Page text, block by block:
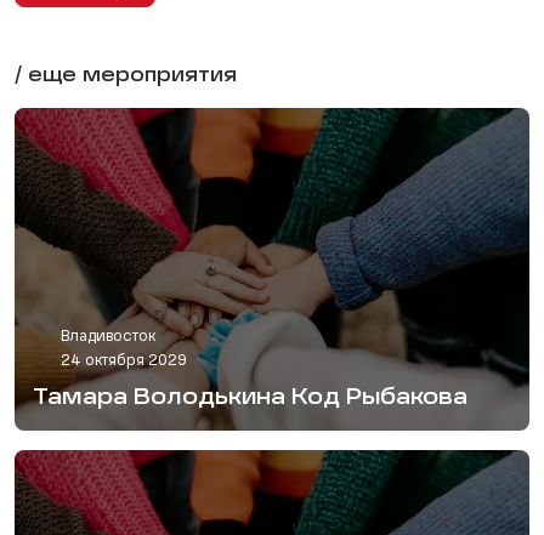
/ еще мероприятия
Владивосток
24 октября 2029
Тамара Володькина Код Рыбакова